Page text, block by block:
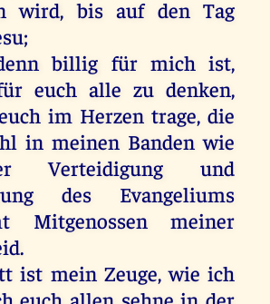
wird, bis auf den Tag
billig für mich ist,
euch alle zu denken,
im Herzen trage, die
in meinen Banden wie
Verteidigung und
des Evangeliums
Mitgenossen meiner
ist mein Zeuge, wie ich